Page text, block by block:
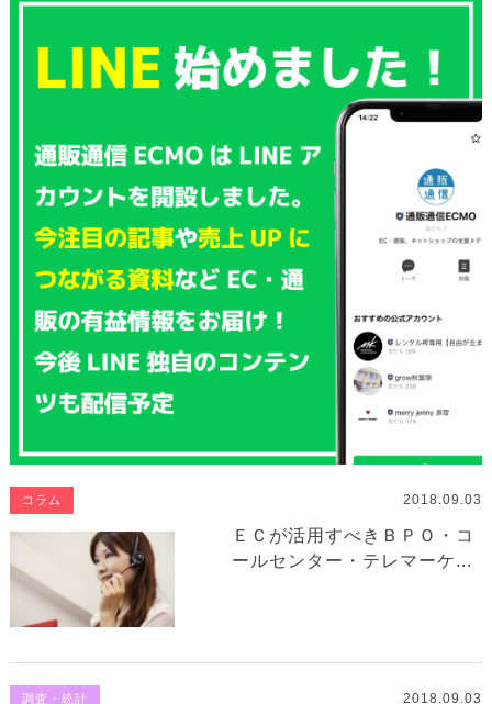
コラム 2018.09.03
ＥＣが活用すべきＢＰＯ・コ
ールセンター・テレマーケ...
調査・統計 2018.09.03